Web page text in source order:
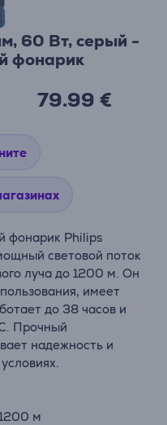
60 Вт, серый -
фонарик
79.99 €
фонарик Philips
световой поток
луча до 1200 м. Он
имеет
до 38 часов и
Прочный
надежность и
м